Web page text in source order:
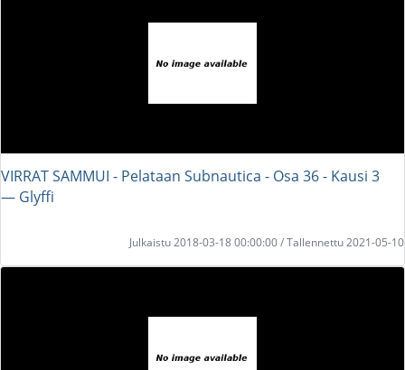
VIRRAT SAMMUI - Pelataan Subnautica - Osa 36 - Kausi 3
― Glyffi
Julkaistu 2018-03-18 00:00:00 / Tallennettu 2021-05-10